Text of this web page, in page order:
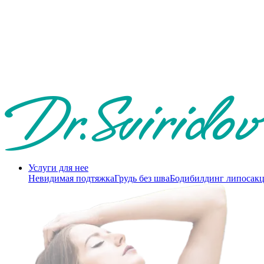
Услуги для нее
Невидимая подтяжкаГрудь без шваБодибилдинг